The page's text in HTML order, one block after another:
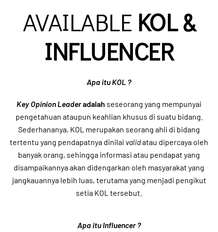
AVAILABLE KOL &
INFLUENCER
Apa itu KOL ?
Key Opinion Leaderadalah seseorang yang mempunyai
pengetahuan ataupun keahlian khusus di suatu bidang.
Sederhananya, KOL merupakan seorang ahli di bidang
tertentu yang pendapatnya dinilai validatau dipercaya oleh
banyak orang, sehingga informasi atau pendapat yang
disampaikannya akan didengarkan oleh masyarakat yang
jangkauannya lebih luas, terutama yang menjadi pengikut
setia KOL tersebut.
Apa itu Influencer ?